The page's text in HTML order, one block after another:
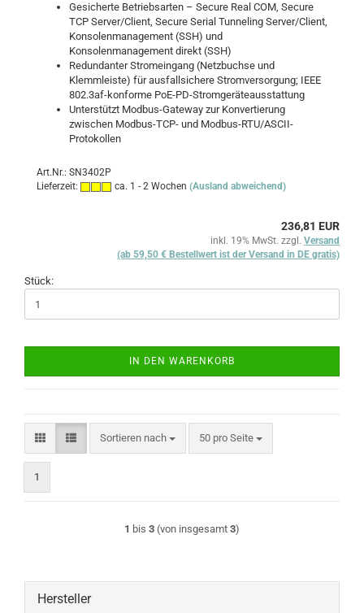
Gesicherte Betriebsarten – Secure Real COM, Secure
TCP Server/Client, Secure Serial Tunneling Server/Client,
Konsolenmanagement (SSH) und
Konsolenmanagement direkt (SSH)
Redundanter Stromeingang (Netzbuchse und
Klemmleiste) für ausfallsichere Stromversorgung; IEEE
802.3af-konforme PoE-PD-Stromgeräteausstattung
Unterstützt Modbus-Gateway zur Konvertierung
zwischen Modbus-TCP- und Modbus-RTU/ASCII-
Protokollen
Art.Nr.: SN3402P
Lieferzeit:
ca. 1 - 2 Wochen (Ausland abweichend)
236,81 EUR
inkl. 19% MwSt. zzgl. Versand
(ab 59,50 € Bestellwert ist der Versand in DE gratis)
Stück:
IN DEN WARENKORB
Sortieren nach
Sortieren nach 50 pro Seite
pro Seite
1
1 bis 3 (von insgesamt 3)
Hersteller